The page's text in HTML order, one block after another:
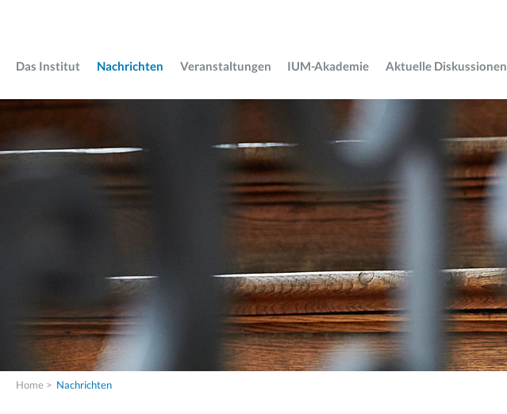
Das Institut Nachrichten Veranstaltungen IUM-Akademie Aktuelle Diskussionen
Home > Nachrichten